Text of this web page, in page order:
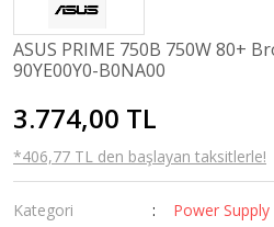
ASUS PRIME 750B 750W 80+
90YE00Y0-B0NA00
3.774,00 TL
*406,77 TL den başlayan taksitlerle!
Kategori
Power Supply